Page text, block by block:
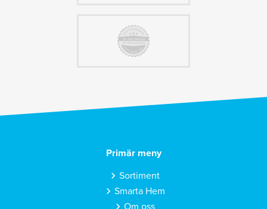
Primär meny
Sortiment
Smarta Hem
Om oss